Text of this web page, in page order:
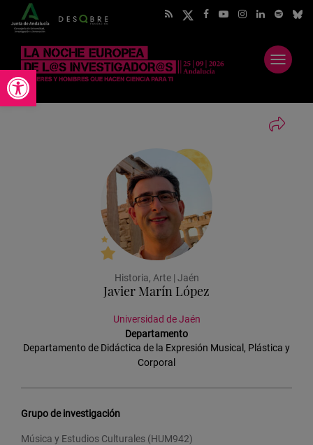
Abrir barra de herramientas
Abrir
menú
Historia, Arte | Jaén
Javier Marín López
Universidad de Jaén
Departamento
Departamento de Didáctica de la Expresión Musical, Plástica y
Corporal
Grupo de investigación
Música y Estudios Culturales (HUM942)